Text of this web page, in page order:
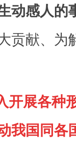
动感人的
贡献、为
开展各种
我国同各